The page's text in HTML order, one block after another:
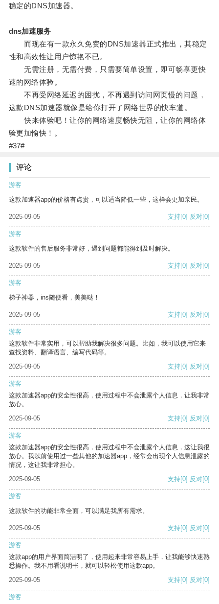
稳定的DNS加速器。
dns加速服务
而现在有一款永久免费的DNS加速器正式推出，其稳定
性和高效性让用户惊艳不已。
无需注册，无需付费，只需要简单设置，即可畅享更快
速的网络体验。
不再受网络延迟的困扰，不再遇到访问网页慢的问题，
这款DNS加速器就像是给你打开了网络世界的快车道。
快来体验吧！让你的网络速度畅快无阻，让你的网络体
验更加愉快！。
#37#
评论
游客
这款加速器app的价格有点贵，可以适当降低一些，这样会更加亲民。
2025-09-05 支持[0] 反对[0]
游客
这款软件的售后服务非常好，遇到问题都能得到及时解决。
2025-09-05 支持[0] 反对[0]
游客
梯子神器，ins随便看，美美哒！
2025-09-05 支持[0] 反对[0]
游客
这款软件非常实用，可以帮助我解决很多问题。比如，我可以使用它来
查找资料、翻译语言、编写代码等。
2025-09-05
支持[0] 反对[0]
游客
这款加速器app的安全性很高，使用过程中不会泄露个人信息，让我非常
放心。
2025-09-05
支持[0] 反对[0]
游客
这款加速器app的安全性很高，使用过程中不会泄露个人信息，这让我很
放心。我以前使用过一些其他的加速器app，经常会出现个人信息泄露的
情况，这让我非常担心。
2025-09-05
支持[0] 反对[0]
游客
这款软件的功能非常全面，可以满足我所有需求。
2025-09-05 支持[0] 反对[0]
游客
这款app的用户界面简洁明了，使用起来非常容易上手，让我能够快速熟
悉操作。我不用看说明书，就可以轻松使用这款app。
2025-09-05
支持[0] 反对[0]
游客